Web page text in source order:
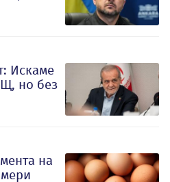
Искаме
но без
на